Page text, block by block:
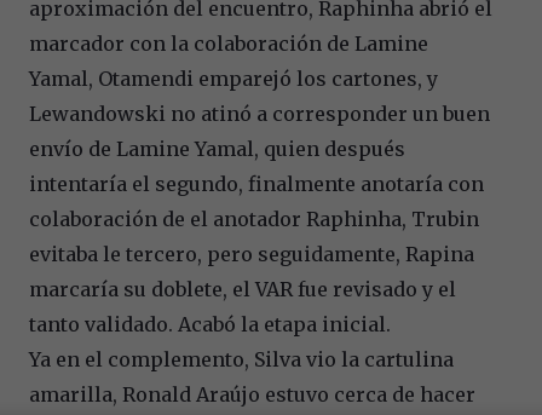
aproximación del encuentro, Raphinha abrió el
marcador con la colaboración de Lamine
Yamal, Otamendi emparejó los cartones, y
Lewandowski no atinó a corresponder un buen
envío de Lamine Yamal, quien después
intentaría el segundo, finalmente anotaría con
colaboración de el anotador Raphinha, Trubin
evitaba le tercero, pero seguidamente, Rapina
marcaría su doblete, el VAR fue revisado y el
tanto validado. Acabó la etapa inicial.
Ya en el complemento, Silva vio la cartulina
amarilla, Ronald Araújo estuvo cerca de hacer